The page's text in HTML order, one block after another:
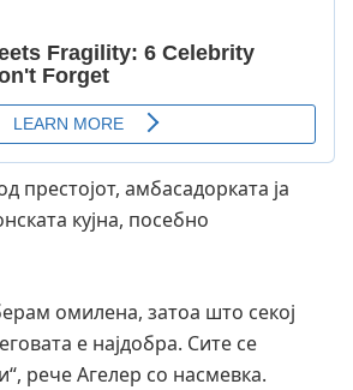
престојот, амбасадорката ја
кујна, посебно
омилена, затоа што секој
е најдобра. Сите се
рече Агелер со насмевка.